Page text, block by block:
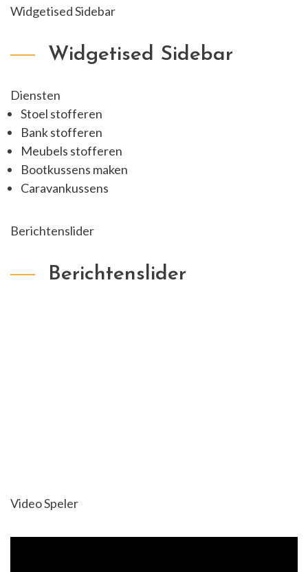
Widgetised Sidebar
Widgetised Sidebar
Diensten
Stoel stofferen
Bank stofferen
Meubels stofferen
Bootkussens maken
Caravankussens
Berichtenslider
Berichtenslider
Video Speler